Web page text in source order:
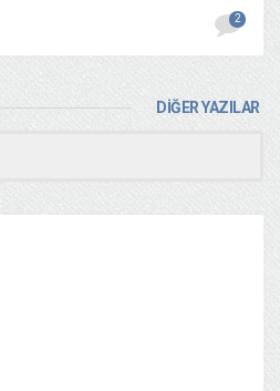
2
DİĞER YAZILAR